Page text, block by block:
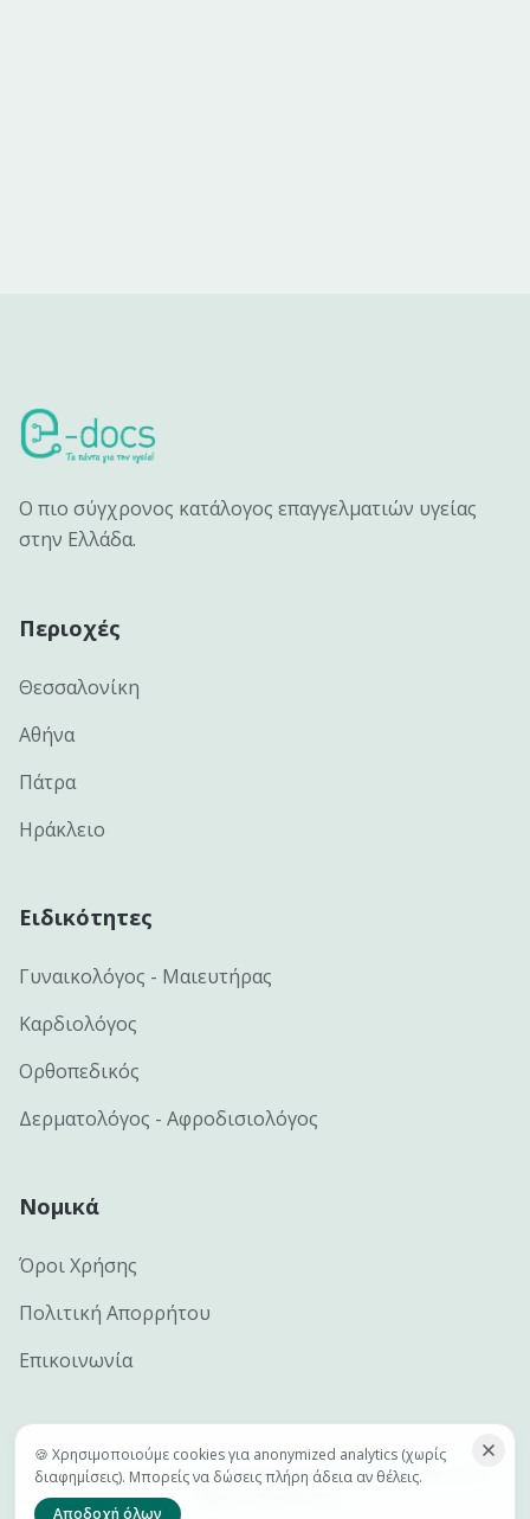
Ο πιο σύγχρονος κατάλογος επαγγελματιών υγείας
στην Ελλάδα.
Περιοχές
Θεσσαλονίκη
Αθήνα
Πάτρα
Ηράκλειο
Ειδικότητες
Γυναικολόγος - Μαιευτήρας
Καρδιολόγος
Ορθοπεδικός
Δερματολόγος - Αφροδισιολόγος
Νομικά
Όροι Χρήσης
Πολιτική Απορρήτου
Επικοινωνία
©2026e-docs.gr — Handcrafted by Netclick · Advanced
🍪 Χρησιμοποιούμε cookies για anonymized analytics (χωρίς
διαφημίσεις). Μπορείς να δώσεις πλήρη άδεια αν θέλεις.
Αποδοχή όλων